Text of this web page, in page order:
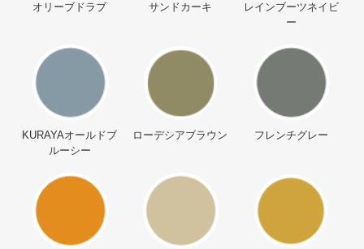
オリーブドラブ サンドカーキ
レインブーツネイビ
ー
KURAYAオールドブ
ルーシー
ローデシアブラウン フレンチグレー